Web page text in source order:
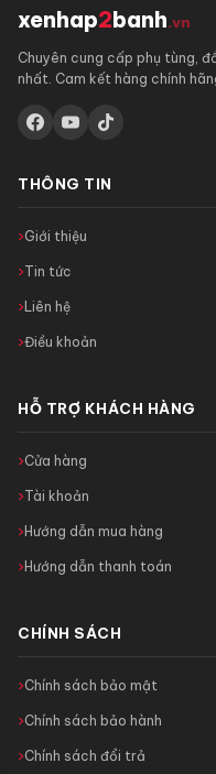
xenhap2banh.vn
Chuyên cung cấp phụ tùng,
nhất. Cam kết hàng chính
THÔNG TIN
Giới thiệu
Tin tức
Liên hệ
Điều khoản
HỖ TRỢ KHÁCH HÀNG
Cửa hàng
Tài khoản
Hướng dẫn mua hàng
Hướng dẫn thanh toán
CHÍNH SÁCH
Chính sách bảo mật
Chính sách bảo hành
Chính sách đổi trả